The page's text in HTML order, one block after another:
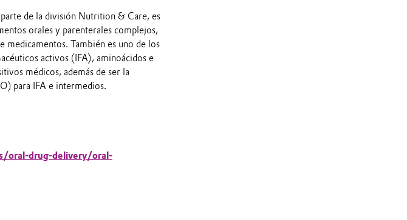
de la división Nutrition & Care, es
orales y parenterales complejos,
medicamentos. También es uno de los
activos (IFA), aminoácidos e
médicos, además de ser la
para IFA e intermedios.
oral-drug-delivery/oral-